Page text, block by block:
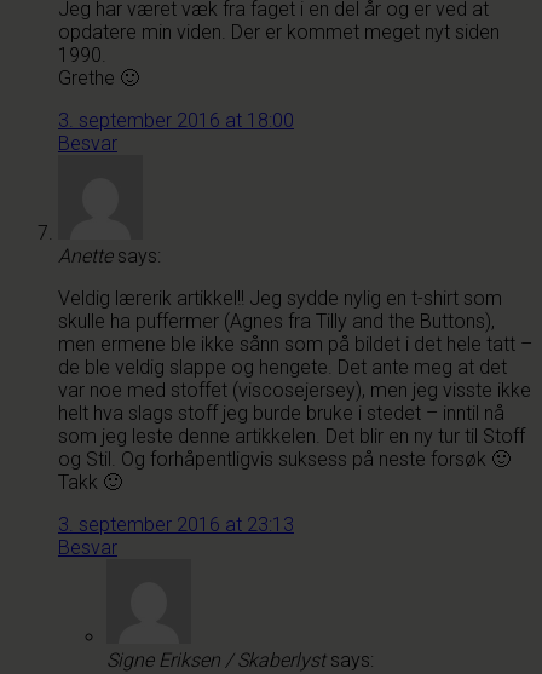
Jeg har været væk fra faget i en del år og er ved at
opdatere min viden. Der er kommet meget nyt siden
1990.
Grethe 🙂
3. september 2016 at 18:00
Besvar
Anette says:
Veldig lærerik artikkel!! Jeg sydde nylig en t-shirt som
skulle ha puffermer (Agnes fra Tilly and the Buttons),
men ermene ble ikke sånn som på bildet i det hele tatt –
de ble veldig slappe og hengete. Det ante meg at det
var noe med stoffet (viscosejersey), men jeg visste ikke
helt hva slags stoff jeg burde bruke i stedet – inntil nå
som jeg leste denne artikkelen. Det blir en ny tur til Stoff
og Stil. Og forhåpentligvis suksess på neste forsøk 🙂
Takk 🙂
3. september 2016 at 23:13
Besvar
Signe Eriksen / Skaberlyst says: